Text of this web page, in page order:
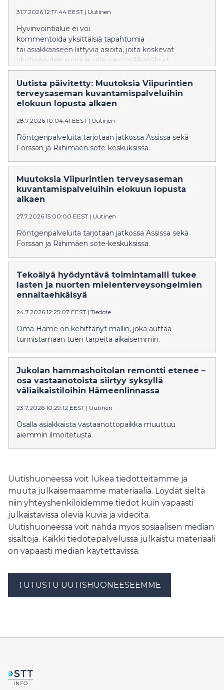
31.7.2026 12:17:44 EEST | Uutinen
Hyvinvointialue ei voi
kommentoida yksittäisiä tapahtumia
tai asiakkaaseen liittyviä asioita, joita koskevat
yksityisyyden suoja ja salassapitosäännökset.
Uutista päivitetty: Muutoksia Viipurintien
terveysaseman kuvantamispalveluihin
elokuun lopusta alkaen
28.7.2026 10:04:41 EEST | Uutinen
Röntgenpalveluita tarjotaan jatkossa Assissa sekä
Forssan ja Riihimäen sote-keskuksissa.
Muutoksia Viipurintien terveysaseman
kuvantamispalveluihin elokuun lopusta
alkaen
27.7.2026 15:00:00 EEST | Uutinen
Röntgenpalveluita tarjotaan jatkossa Assissa sekä
Forssan ja Riihimäen sote-keskuksissa.
Tekoälyä hyödyntävä toimintamalli tukee
lasten ja nuorten mielenterveysongelmien
ennaltaehkäisyä
24.7.2026 12:25:07 EEST | Tiedote
Oma Häme on kehittänyt mallin, joka auttaa
tunnistamaan tuen tarpeita aikaisemmin.
Jukolan hammashoitolan remontti etenee –
osa vastaanotoista siirtyy syksyllä
väliaikaistiloihin Hämeenlinnassa
23.7.2026 10:29:12 EEST | Uutinen
Osalla asiakkaista vastaanottopaikka muuttuu
aiemmin ilmoitetusta.
Uutishuoneessa voit lukea tiedotteitamme ja
muuta julkaisemaamme materiaalia. Löydät sieltä
niin yhteyshenkilöidemme tiedot kuin vapaasti
julkaistavissa olevia kuvia ja videoita.
Uutishuoneessa voit nähdä myös sosiaalisen median
sisältöjä. Kaikki tiedotepalvelussa julkaistu materiaali
on vapaasti median käytettävissä.
TUTUSTU UUTISHUONEESEEMME